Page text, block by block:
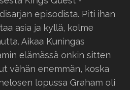
episodista. Piti ihan
asia ja kyllä, kolme
Aikaa Kuningas
elämässä onkin sitten
vähän enemmän, koska
lopussa Graham oli